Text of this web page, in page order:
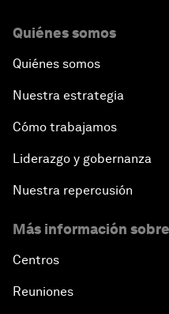
Quiénes somos
Quiénes somos
Nuestra estrategia
Cómo trabajamos
Liderazgo y gobernanza
Nuestra repercusión
Más información
Centros
Reuniones